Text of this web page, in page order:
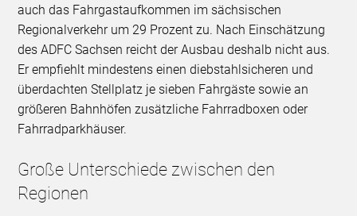
auch das Fahrgastaufkommen im sächsischen
Regionalverkehr um 29 Prozent zu. Nach Einschätzung
des ADFC Sachsen reicht der Ausbau deshalb nicht aus.
Er empfiehlt mindestens einen diebstahlsicheren und
überdachten Stellplatz je sieben Fahrgäste sowie an
größeren Bahnhöfen zusätzliche Fahrradboxen oder
Fahrradparkhäuser.
Große Unterschiede zwischen den
Regionen